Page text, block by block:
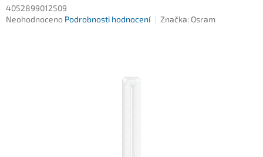
4052899012509
Průměrné
Neohodnoceno Podrobnosti hodnocení Značka: Osram